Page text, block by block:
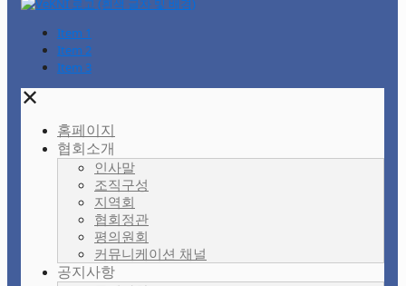
Item 1
Item 2
Item 3
✕
홈페이지
협회소개
인사말
조직구성
지역회
협회정관
평의원회
커뮤니케이션 채널
공지사항